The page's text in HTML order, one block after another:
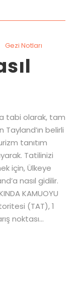
Gezi Notları
tabi olarak, tam
belirli
tanıtım
Tatilinizi
için, Ülkeye
nasıl gidilir.
KAMUOYU
(TAT), 1
noktası...